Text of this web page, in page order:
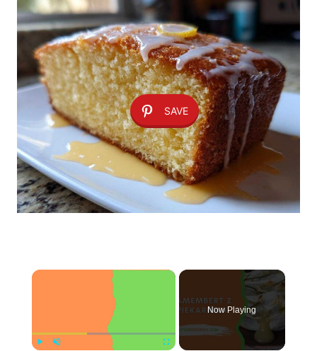
SAVE
×
Now Playing